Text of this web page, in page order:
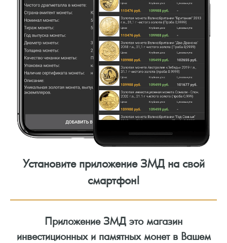
Установите приложение ЗМД на свой
смартфон!
Приложение ЗМД это магазин
инвестиционных и памятных монет в Вашем